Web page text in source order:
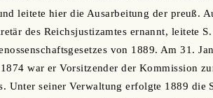
leitete hier die Ausarbeitung der preuß.
des Reichsjustizamtes ernannt, leitete
von 1889. Am 31.
war er Vorsitzender der Kommission
Unter seiner Verwaltung erfolgte 1889 die